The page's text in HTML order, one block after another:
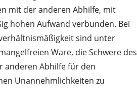
mit der anderen Abhilfe, mit
hohen Aufwand verbunden. Bei
sind unter
Ware, die Schwere des
anderen Abhilfe für den
Unannehmlichkeiten zu